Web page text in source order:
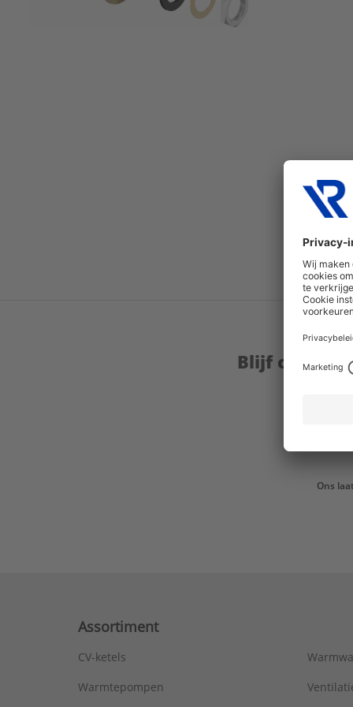
Blijf op de
Ons
Assortiment
CV-ketels
Warmtepompen